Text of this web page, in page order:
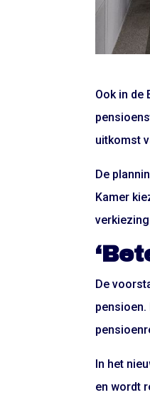
Ook in de
uitkomst
De
Kamer
De
pensioen.
In het
en wordt